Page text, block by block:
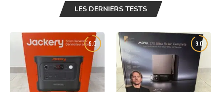
LES DERNIERS TESTS
9.0 9.0